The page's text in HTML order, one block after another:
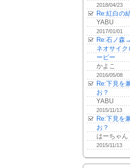
2018/04/23
Re:紅白の
YABU
2017/01/01
Re:石ノ森
ネオサイ
ーピー
かよこ
2016/05/08
Re:下見を
お？
YABU
2015/11/13
Re:下見を
お？
はーちゃん
2015/11/13